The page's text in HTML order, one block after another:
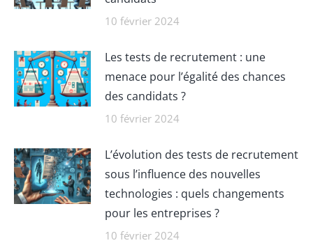
10 février 2024
Les tests de recrutement : une
menace pour l’égalité des chances
des candidats ?
10 février 2024
L’évolution des tests de recrutement
sous l’influence des nouvelles
technologies : quels changements
pour les entreprises ?
10 février 2024